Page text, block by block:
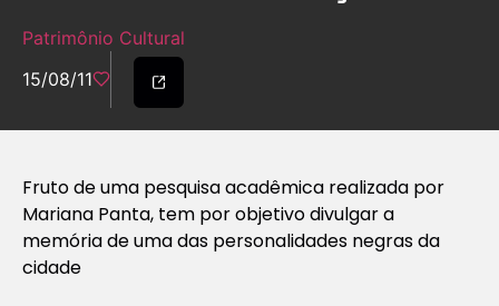
Patrimônio Cultural
15/08/11
Fruto de uma pesquisa acadêmica realizada por
Mariana Panta, tem por objetivo divulgar a
memória de uma das personalidades negras da
cidade